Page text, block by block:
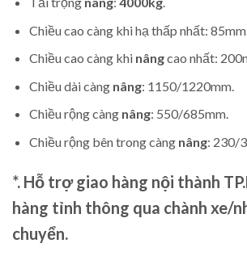
Chiều cao càng khi hạ thấp nhất: 85mm.
Chiều cao càng khi nângcao nhất:
Chiều dài càng nâng: 1150/1220mm.
Chiều rộng càng nâng: 550/685mm.
Chiều rộng bên trong càng nâng: 230/
*. Hỗ trợ giao hàng nội thành
hàng tỉnh thông qua chành xe/
chuyển.